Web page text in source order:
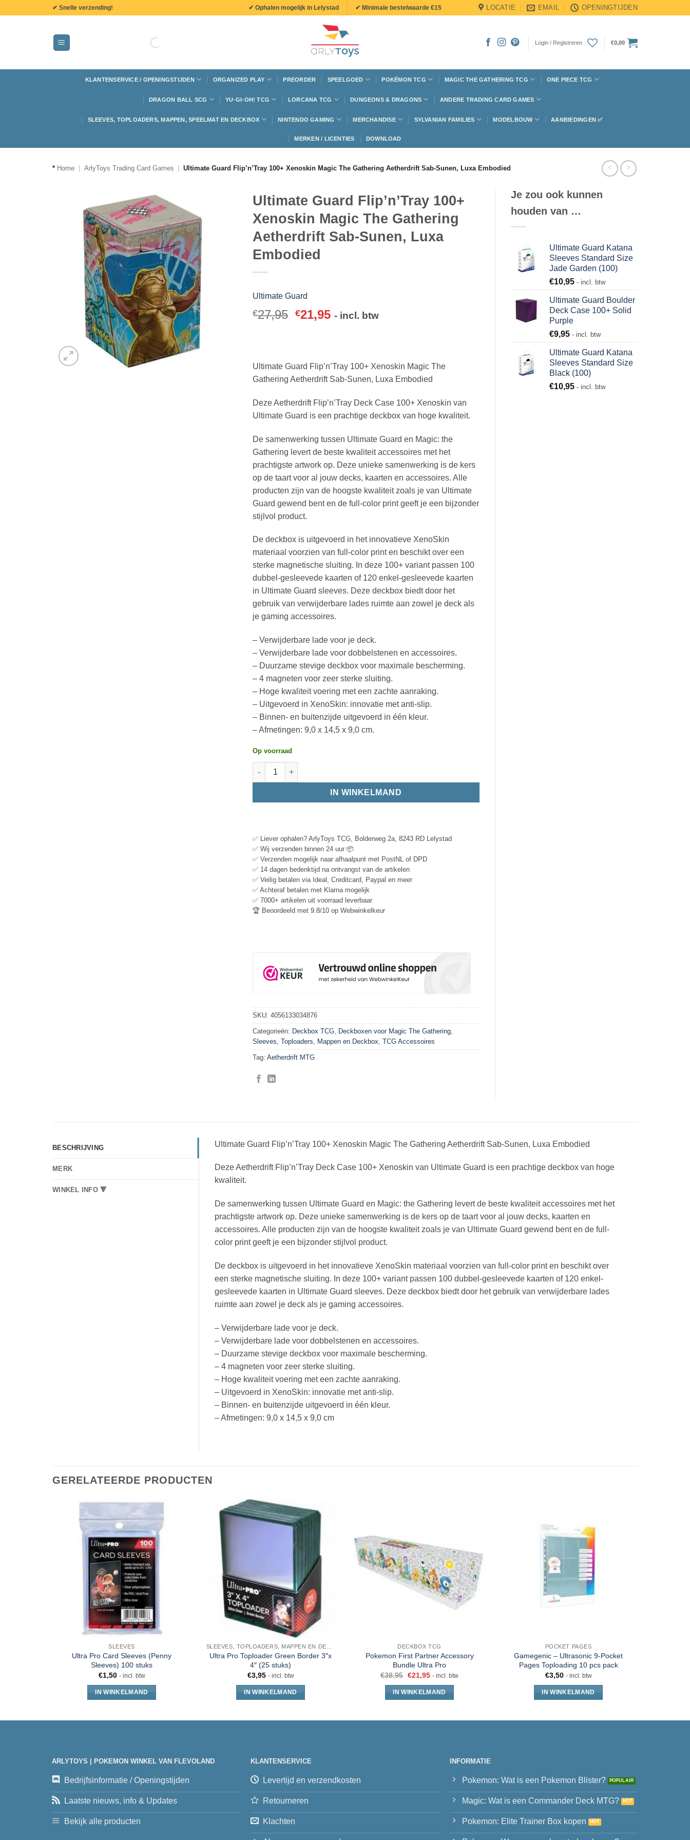
✔ Snelle verzending! ✔ Ophalen mogelijk in Lelystad ✔ Minimale bestelwaarde €15 LOCATIE EMAIL OPENINGTIJDEN
Login / Registreren €0,00
KLANTENSERVICE / OPENINGSTIJDEN ORGANIZED PLAY PREORDER SPEELGOED POKÉMON TCG MAGIC THE GATHERING TCG ONE PIECE TCG
DRAGON BALL SCG YU-GI-OH! TCG LORCANA TCG DUNGEONS & DRAGONS ANDERE TRADING CARD GAMES
SLEEVES, TOPLOADERS, MAPPEN, SPEELMAT EN DECKBOX NINTENDO GAMING MERCHANDISE SYLVANIAN FAMILIES MODELBOUW AANBIEDINGEN ✅
MERKEN / LICENTIES DOWNLOAD
* Home ArlyToys Trading Card Games Ultimate Guard Flip’n’Tray 100+ Xenoskin Magic The Gathering Aetherdrift Sab-Sunen, Luxa Embodied
Ultimate Guard Flip’n’Tray 100+
Xenoskin Magic The Gathering
Aetherdrift Sab-Sunen, Luxa
Embodied
Ultimate Guard
€27,95 €21,95 - incl. btw
Ultimate Guard Flip’n’Tray 100+ Xenoskin Magic The
Gathering Aetherdrift Sab-Sunen, Luxa Embodied
Deze Aetherdrift Flip’n’Tray Deck Case 100+ Xenoskin van
Ultimate Guard is een prachtige deckbox van hoge kwaliteit.
De samenwerking tussen Ultimate Guard en Magic: the
Gathering levert de beste kwaliteit accessoires met het
prachtigste artwork op. Deze unieke samenwerking is de kers
op de taart voor al jouw decks, kaarten en accessoires. Alle
producten zijn van de hoogste kwaliteit zoals je van Ultimate
Guard gewend bent en de full-color print geeft je een bijzonder
stijlvol product.
De deckbox is uitgevoerd in het innovatieve XenoSkin
materiaal voorzien van full-color print en beschikt over een
sterke magnetische sluiting. In deze 100+ variant passen 100
dubbel-gesleevede kaarten of 120 enkel-gesleevede kaarten
in Ultimate Guard sleeves. Deze deckbox biedt door het
gebruik van verwijderbare lades ruimte aan zowel je deck als
je gaming accessoires.
– Verwijderbare lade voor je deck.
– Verwijderbare lade voor dobbelstenen en accessoires.
– Duurzame stevige deckbox voor maximale bescherming.
– 4 magneten voor zeer sterke sluiting.
– Hoge kwaliteit voering met een zachte aanraking.
– Uitgevoerd in XenoSkin: innovatie met anti-slip.
– Binnen- en buitenzijde uitgevoerd in één kleur.
– Afmetingen: 9,0 x 14,5 x 9,0 cm.
Op voorraad
IN WINKELMAND
✅ Liever ophalen? ArlyToys TCG, Bolderweg 2a, 8243 RD Lelystad
✅ Wij verzenden binnen 24 uur 📦
✅ Verzenden mogelijk naar afhaalpunt met PostNL of DPD
✅ 14 dagen bedenktijd na ontvangst van de artikelen
✅ Veilig betalen via Ideal, Creditcard, Paypal en meer
✅ Achteraf betalen met Klarna mogelijk
✅ 7000+ artikelen uit voorraad leverbaar
🏆 Beoordeeld met 9.8/10 op Webwinkelkeur
SKU: 4056133034876
Categorieën: Deckbox TCG Deckboxen voor Magic The Gathering
Sleeves, Toploaders, Mappen en Deckbox TCG Accessoires
Tag: Aetherdrift MTG
Je zou ook kunnen
houden van …
Ultimate Guard Katana
Sleeves Standard Size
Jade Garden (100)
€10,95 - incl. btw
Ultimate Guard Boulder
Deck Case 100+ Solid
Purple
€9,95 - incl. btw
Ultimate Guard Katana
Sleeves Standard Size
Black (100)
€10,95 - incl. btw
BESCHRIJVING
MERK
WINKEL INFO 🔻
Ultimate Guard Flip’n’Tray 100+ Xenoskin Magic The Gathering Aetherdrift Sab-Sunen, Luxa Embodied
Deze Aetherdrift Flip’n’Tray Deck Case 100+ Xenoskin van Ultimate Guard is een prachtige deckbox van hoge
kwaliteit.
De samenwerking tussen Ultimate Guard en Magic: the Gathering levert de beste kwaliteit accessoires met het
prachtigste artwork op. Deze unieke samenwerking is de kers op de taart voor al jouw decks, kaarten en
accessoires. Alle producten zijn van de hoogste kwaliteit zoals je van Ultimate Guard gewend bent en de full-
color print geeft je een bijzonder stijlvol product.
De deckbox is uitgevoerd in het innovatieve XenoSkin materiaal voorzien van full-color print en beschikt over
een sterke magnetische sluiting. In deze 100+ variant passen 100 dubbel-gesleevede kaarten of 120 enkel-
gesleevede kaarten in Ultimate Guard sleeves. Deze deckbox biedt door het gebruik van verwijderbare lades
ruimte aan zowel je deck als je gaming accessoires.
– Verwijderbare lade voor je deck.
– Verwijderbare lade voor dobbelstenen en accessoires.
– Duurzame stevige deckbox voor maximale bescherming.
– 4 magneten voor zeer sterke sluiting.
– Hoge kwaliteit voering met een zachte aanraking.
– Uitgevoerd in XenoSkin: innovatie met anti-slip.
– Binnen- en buitenzijde uitgevoerd in één kleur.
– Afmetingen: 9,0 x 14,5 x 9,0 cm
GERELATEERDE PRODUCTEN
SLEEVES
Ultra Pro Card Sleeves (Penny
Sleeves) 100 stuks
€1,50 - incl. btw
IN WINKELMAND
Ultra Pro Toploader Green Border 3″x
4″ (25 stuks)
€3,95 - incl. btw
IN WINKELMAND
DECKBOX TCG
Pokemon First Partner Accessory
Bundle Ultra Pro
€38,95 €21,95 - incl. btw
IN WINKELMAND
POCKET PAGES
Gamegenic – Ultrasonic 9-Pocket
Pages Toploading 10 pcs pack
€3,50 - incl. btw
IN WINKELMAND
ARLYTOYS | POKEMON WINKEL VAN FLEVOLAND
Bedrijfsinformatie / Openingstijden
Laatste nieuws, info & Updates
Bekijk alle producten
KLANTENSERVICE
Levertijd en verzendkosten
Retourneren
Klachten
INFORMATIE
Pokemon: Wat is een Pokemon Blister?
Magic: Wat is een Commander Deck MTG?
Pokemon: Elite Trainer Box kopen